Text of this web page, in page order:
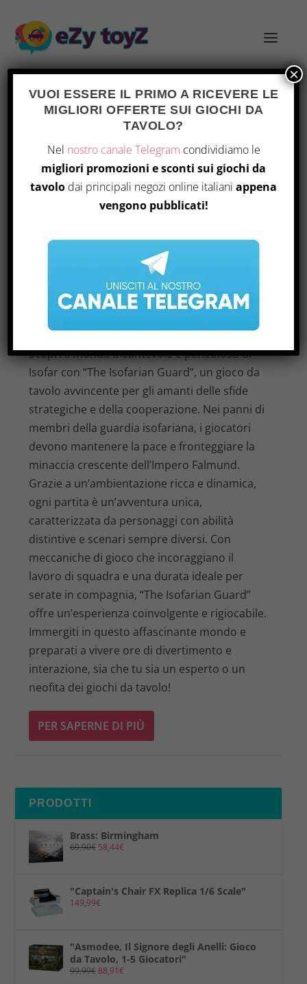
TAG:COOPERAZIONE
RECENSIONE DI ISOFARIAN GUARD
Giu 23, 2026|Notizie|0 |
Scopri il mondo incantevole e pericoloso di
Isofar con “The Isofarian Guard”, un gioco da
tavolo avvincente per gli amanti delle sfide
strategiche e della cooperazione. Nei panni di
membri della guardia isofariana, i giocatori
devono mantenere la pace e fronteggiare la
minaccia crescente dell’Impero Falmund.
Grazie a un’ambientazione ricca e dinamica,
ogni partita è un’avventura unica,
caratterizzata da personaggi con abilità
distintive e scenari sempre diversi. Con
meccaniche di gioco che incoraggiano il
lavoro di squadra e una durata ideale per
serate in compagnia, “The Isofarian Guard”
offre un’esperienza coinvolgente e rigiocabile.
Immergiti in questo affascinante mondo e
preparati a vivere ore di divertimento e
interazione, sia che tu sia un esperto o un
neofita dei giochi da tavolo!
PER SAPERNE DI PIÙ
PRODOTTI
Brass: Birmingham
69,90€ 58,44€
"Captain's Chair FX Replica 1/6 Scale"
149,99€
"Asmodee, Il Signore degli Anelli: Gioco
da Tavolo, 1-5 Giocatori"
99,99€88,91€
VUOI ESSERE IL PRIMO A RICEVERE LE
MIGLIORI OFFERTE SUI GIOCHI DA
TAVOLO?
Nel nostro canale Telegram condividiamo le
migliori promozioni e sconti sui giochi da
tavolo dai principali negozi online italiani appena
vengono pubblicati!
×